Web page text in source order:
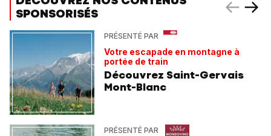
SPONSORISÉS
PRÉSENTÉ PAR
Votre escapade en montagne à
portée de train
Découvrez Saint-Gervais
Mont-Blanc
PRÉSENTÉ PAR